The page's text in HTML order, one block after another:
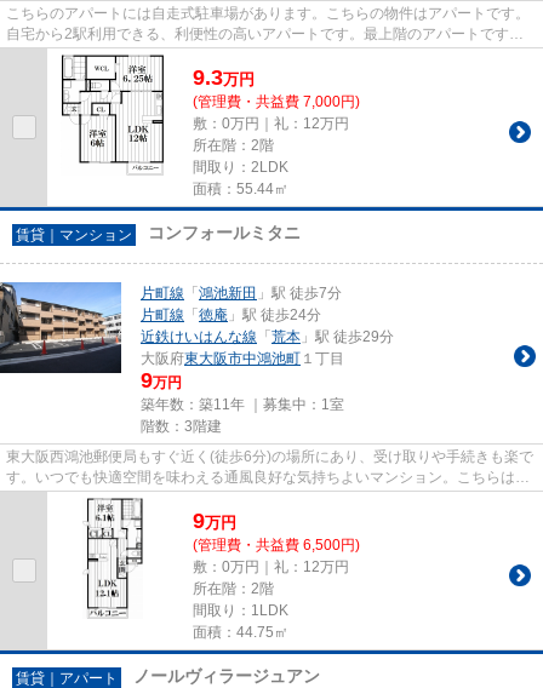
こちらのアパートには自走式駐車場があります。こちらの物件はアパートです。
自宅から2駅利用できる、利便性の高いアパートです。最上階のアパートです。
片町線鴻池新田駅から歩いてす...
9.3万円
(管理費・共益費 7,000円)
敷：0万円｜礼：12万円
所在階：2階
間取り：2LDK
面積：55.44㎡
賃貸｜マンション コンフォールミタニ
片町線 「 鴻池新田 」駅 徒歩7分
片町線 「 徳庵 」駅 徒歩24分
近鉄けいはんな線 「 荒本 」駅 徒歩29分
大阪府東大阪市中鴻池町 １丁目
9万円
築年数：築11年 ｜募集中： 1室
階数：3階建
東大阪西鴻池郵便局もすぐ近く(徒歩6分)の場所にあり、受け取りや手続きも楽で
す。いつでも快適空間を味わえる通風良好な気持ちよいマンション。こちらはマ
ンションタイプになります。...
9万円
(管理費・共益費 6,500円)
敷：0万円｜礼：12万円
所在階：2階
間取り：1LDK
面積：44.75㎡
賃貸｜アパート ノールヴィラージュアン